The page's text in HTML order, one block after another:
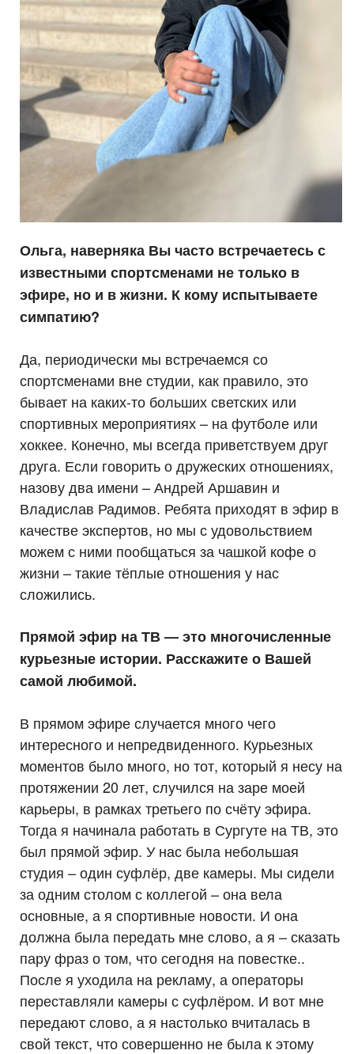
Ольга, наверняка Вы часто встречаетесь с
известными спортсменами не только в
эфире, но и в жизни. К кому испытываете
симпатию?
Да, периодически мы встречаемся со
спортсменами вне студии, как правило, это
бывает на каких-то больших светских или
спортивных мероприятиях – на футболе или
хоккее. Конечно, мы всегда приветствуем друг
друга. Если говорить о дружеских отношениях,
назову два имени – Андрей Аршавин и
Владислав Радимов. Ребята приходят в эфир в
качестве экспертов, но мы с удовольствием
можем с ними пообщаться за чашкой кофе о
жизни – такие тёплые отношения у нас
сложились.
Прямой эфир на ТВ — это многочисленные
курьезные истории. Расскажите о Вашей
самой любимой.
В прямом эфире случается много чего
интересного и непредвиденного. Курьезных
моментов было много, но тот, который я несу на
протяжении 20 лет, случился на заре моей
карьеры, в рамках третьего по счёту эфира.
Тогда я начинала работать в Сургуте на ТВ, это
был прямой эфир. У нас была небольшая
студия – один суфлёр, две камеры. Мы сидели
за одним столом с коллегой – она вела
основные, а я спортивные новости. И она
должна была передать мне слово, а я – сказать
пару фраз о том, что сегодня на повестке..
После я уходила на рекламу, а операторы
переставляли камеры с суфлёром. И вот мне
передают слово, а я настолько вчиталась в
свой текст, что совершенно не была к этому